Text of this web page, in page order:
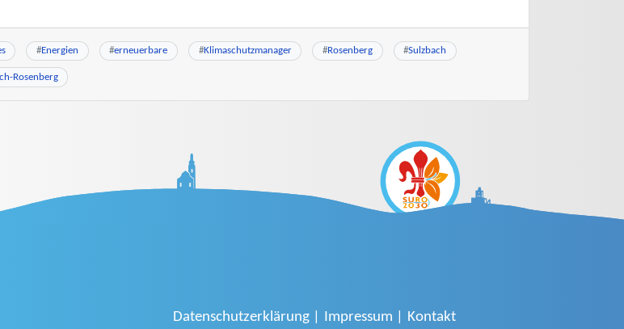
#Energien #erneuerbare #Klimaschutzmanager #Rosenberg #Sulzbach
Rosenberg
Datenschutzerklärung Impressum Kontakt